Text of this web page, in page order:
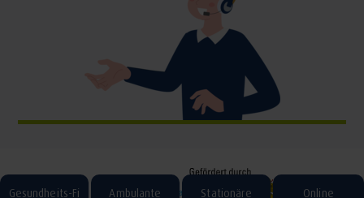
Gesundheits-Fi Ambulante Stationäre Online